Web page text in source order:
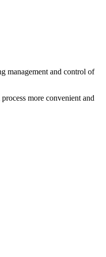
management and control of
more convenient and